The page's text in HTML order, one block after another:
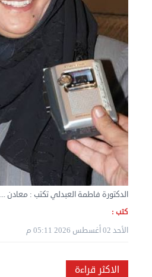
نقل عفش المنطقه العاشره 50636444 فك وتركيب ...
الإثنين 02 سبتمبر 2024 05:02 م
نقل عفش المنطقه العاشره 50636444 فك وتركيب ...
الدكتورة فاطمة العبدلي تكتب : معادن ...
كتب :
الأحد 02 أغسطس 2026 05:11 م
الاكثر قراءة